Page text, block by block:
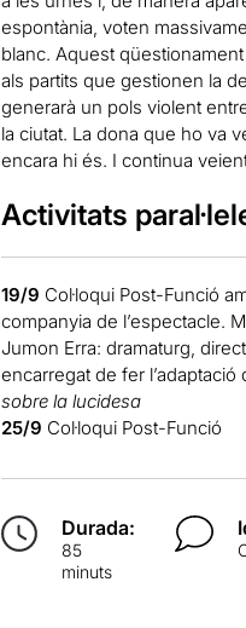
espontània, voten
blanc. Aquest
als partits que gestionen la
generarà un pols violent
la ciutat. La dona que ho va
encara hi és. I continua
Activitats
19/9 Col·loqui Post-Funció
companyia de l’espectacle.
Jumon Erra: dramaturg,
encarregat de fer l’adaptació
sobre la lucidesa
25/9 Col·loqui Post-Funció
Durada:
85
minuts